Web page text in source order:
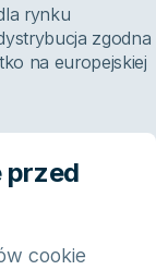
rynku
zgodna
na europejskiej
przed
cookie